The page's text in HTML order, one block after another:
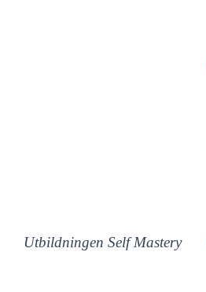
Utbildningen Self Mastery